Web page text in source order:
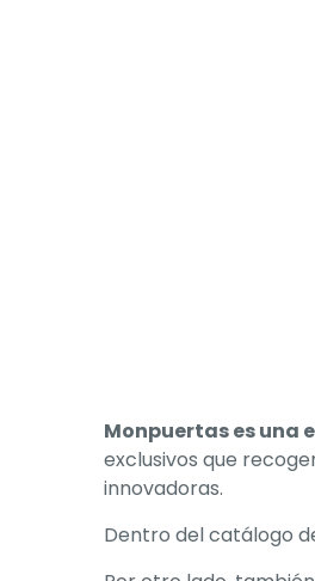
Monpuertas es una
exclusivos que
innovadoras.
Dentro del catálogo